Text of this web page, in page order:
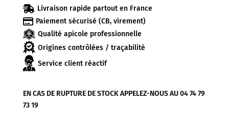
 Livraison rapide partout en France
 Paiement sécurisé (CB, virement)
Qualité apicole professionnelle
Origines contrôlées / traçabilité
Service client réactif
EN CAS DE RUPTURE DE STOCK APPELEZ-NOUS AU 04 74 79
73 19